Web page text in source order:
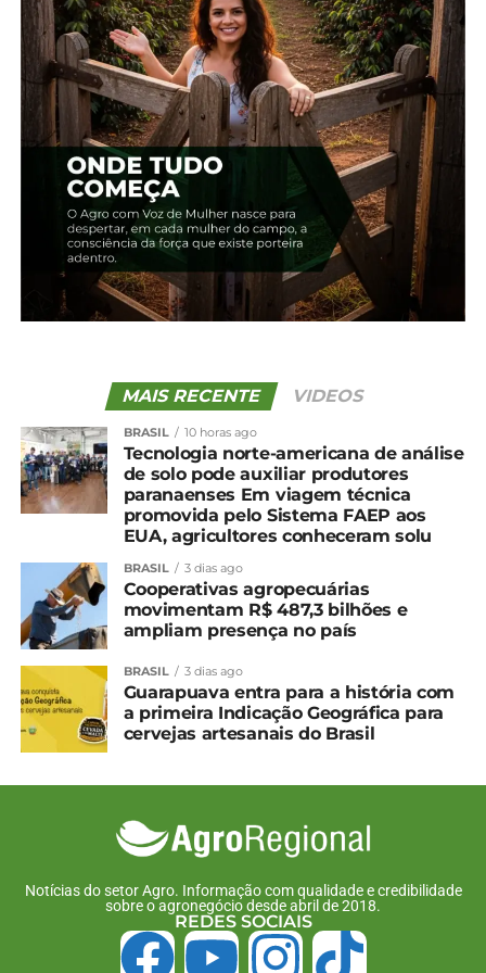
Relacionado
Café: Queda de preço
chega a 11% em uma
semana
24 de setembro, 2025
Em "Brasil"
Preços do milho iniciam
julho com quedas
intensas
8 de julho, 2024
Em "Brasil"
Milho: Preços internos e
externos seguem em
19 de janeiro, 2026
Em "Brasil"
TÓPICOS RELACIONADOS:
do Cepea
NÃO PERCA
Em carta conjunta, FAEP cobra melhorias
nos Planos Safras 24/25 e 25/26
MAIS RECENTE VIDEOS
BRASIL 10 horas ago
Tecnologia norte-americana de análise
de solo pode auxiliar produtores
paranaenses Em viagem técnica
promovida pelo Sistema FAEP aos
EUA, agricultores conheceram solu
BRASIL 3 dias ago
Cooperativas agropecuárias
movimentam R$ 487,3 bilhões e
ampliam presença no país
BRASIL 3 dias ago
Guarapuava entra para a história com
a primeira Indicação Geográfica para
cervejas artesanais do Brasil
Notícias do setor Agro. Informação com qualidade e credibilidade
sobre o agronegócio desde abril de 2018.
REDES SOCIAIS